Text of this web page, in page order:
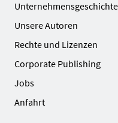
Unternehmensgeschichte
Unsere Autoren
Rechte und Lizenzen
Corporate Publishing
Jobs
Anfahrt